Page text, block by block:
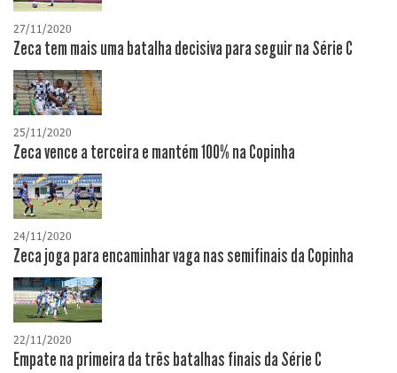
27/11/2020
Zeca tem mais uma batalha decisiva para seguir na Série C
25/11/2020
Zeca vence a terceira e mantém 100% na Copinha
24/11/2020
Zeca joga para encaminhar vaga nas semifinais da Copinha
22/11/2020
Empate na primeira da três batalhas finais da Série C